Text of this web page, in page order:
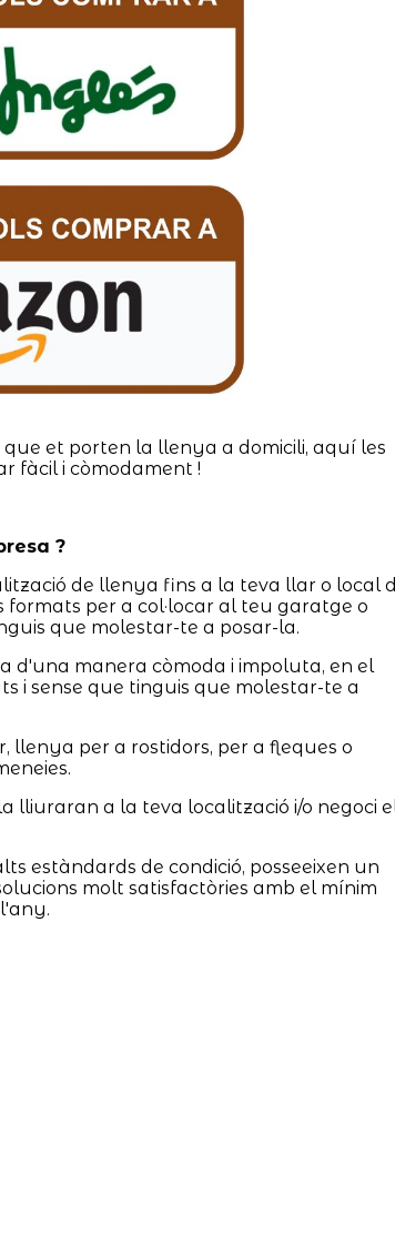
et porten la llenya a domicili, aquí les
fàcil i còmodament !
?
de llenya fins a la teva llar o local
per a col·locar al teu garatge o
que molestar-te a posar-la.
d'una manera còmoda i impoluta, en el
i sense que tinguis que molestar-te a
llenya per a rostidors, per a fleques o
lliuraran a la teva localització i/o negoci
estàndards de condició, posseeixen un
molt satisfactòries amb el mínim